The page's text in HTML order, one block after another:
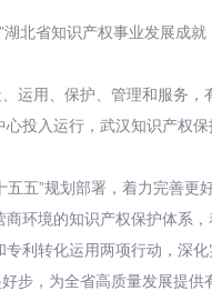
北省知识产权事业发展成
运用、保护、管理和服务
投入运行，武汉知识产权
五”规划部署，着力完善
境的知识产权保护体系
利转化运用两项行动，深
步，为全省高质量发展提